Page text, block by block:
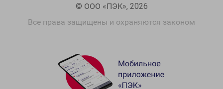
© ООО «ПЭК», 2026
Все права защищены и охраняются законом